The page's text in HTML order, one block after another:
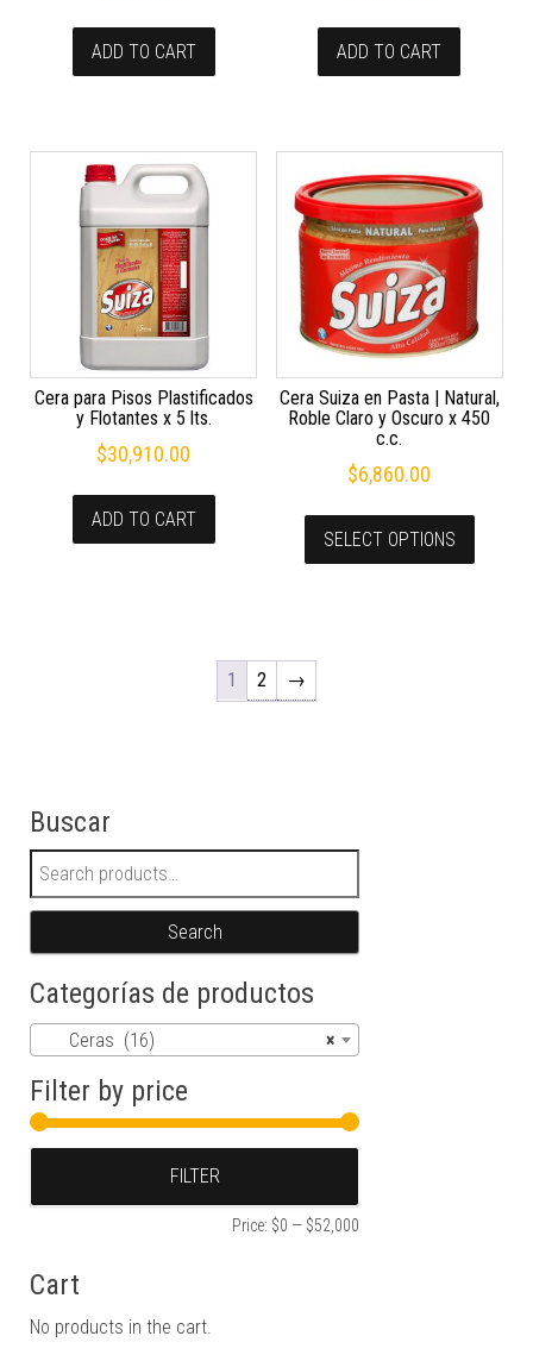
ADD TO CART ADD TO CART
Cera para Pisos Plastificados
y Flotantes x 5 lts.
$30,910.00
ADD TO CART
Cera Suiza en Pasta | Natural,
Roble Claro y Oscuro x 450
c.c.
$6,860.00
SELECT OPTIONS
1 2 →
Buscar
Search for:
Search
Categorías de productos
×
Ceras (16)
Filter by price
FILTER
Price: $0 — $52,000
Cart
No products in the cart.